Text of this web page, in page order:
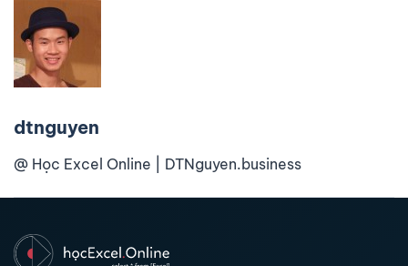
dtnguyen
@ Học Excel Online | DTNguyen.business